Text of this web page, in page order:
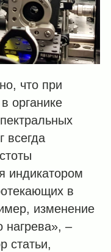
что при
органике
всегда
индикатором
в
изменение
нагрева», –
статьи,